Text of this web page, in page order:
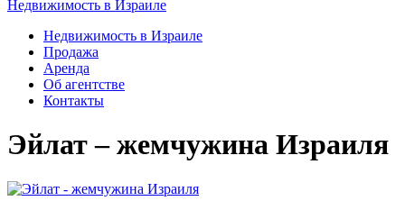
Недвижимость в Израиле
Недвижимость в Израиле
Продажа
Аренда
Об агентстве
Контакты
Эйлат – жемчужина Израиля